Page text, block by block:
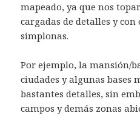
mapeado, ya que nos
cargadas de detalles y
simplonas.
Por ejemplo, la mansión/
ciudades y algunas bases
bastantes detalles, sin
campos y demás zonas